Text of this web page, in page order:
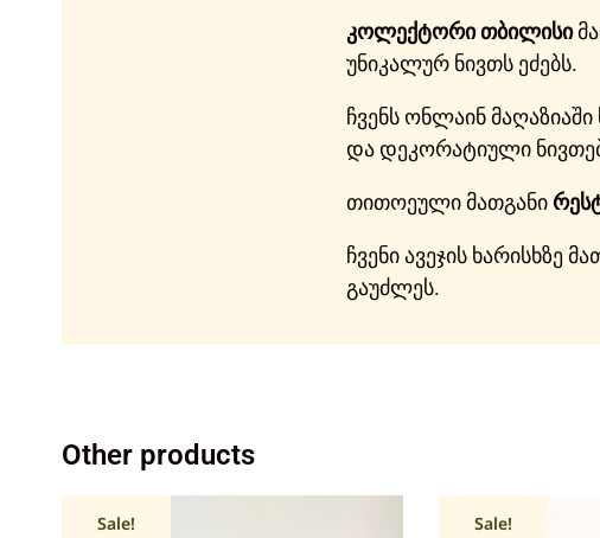
კოლექტორი თბილისი
უნიკალურ ნივთს ეძებს.
ჩვენს ონლაინ
და დეკორატიული
თითოეული მათგანი
ჩვენი ავეჯის ხარისხზე
გაუძლეს.
Other products
Sale! Sale!